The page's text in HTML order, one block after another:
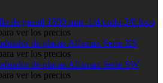
de gasoil 1500 mm -1/4 codo-3/8 loco
ver los precios
de placas Alfamax Serie XS
ver los precios
de placas Alfamax Serie SW
ver los precios